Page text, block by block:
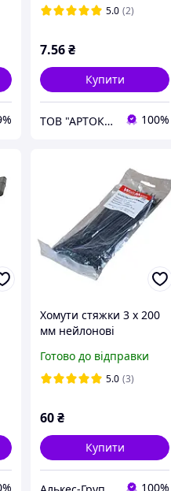
5.0 (2)
7.56₴
Купити
ТОВ "АРТОКС ЛТД" 100%
Хомути стяжки 3 х 200
мм нейлонові
шт./уп. WoffMann
Готово до відправки
5.0 (3)
60₴
Купити
100%